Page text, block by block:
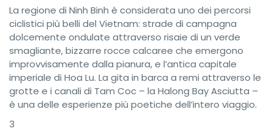
La regione di Ninh Binh è considerata uno dei percorsi
ciclistici più belli del Vietnam: strade di campagna
dolcemente ondulate attraverso risaie di un verde
smagliante, bizzarre rocce calcaree che emergono
improvvisamente dalla pianura, e l’antica capitale
imperiale di Hoa Lu. La gita in barca a remi attraverso le
grotte e i canali di Tam Coc – la Halong Bay Asciutta –
è una delle esperienze più poetiche dell’intero viaggio.
3